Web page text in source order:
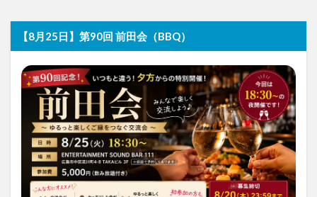
【8月25日】第90回 前田会（BBQ）